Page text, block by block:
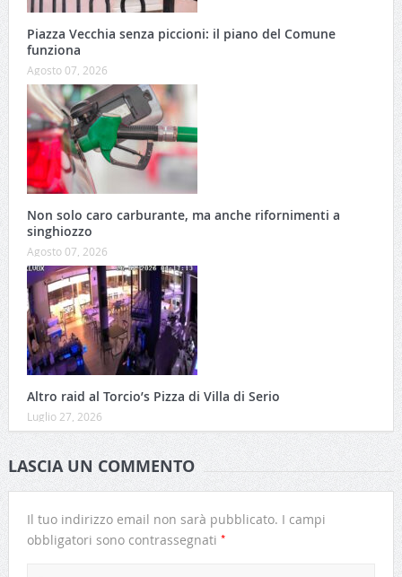
Piazza Vecchia senza piccioni: il piano del Comune
funziona
Agosto 07, 2026
Non solo caro carburante, ma anche rifornimenti a
singhiozzo
Agosto 07, 2026
Altro raid al Torcio’s Pizza di Villa di Serio
Luglio 27, 2026
LASCIA UN COMMENTO
Il tuo indirizzo email non sarà pubblicato. I campi
obbligatori sono contrassegnati *